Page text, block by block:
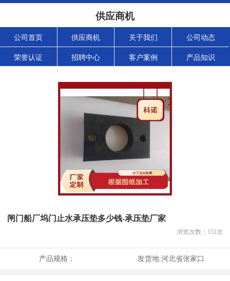
供应商机
公司首页 供应商机 关于我们 公司动态
荣誉认证 招聘中心 客户案例 产品知识
闸门船厂坞门止水承压垫多少钱-承压垫厂家
浏览次数： 151次
产品规格： 发货地:河北省张家口